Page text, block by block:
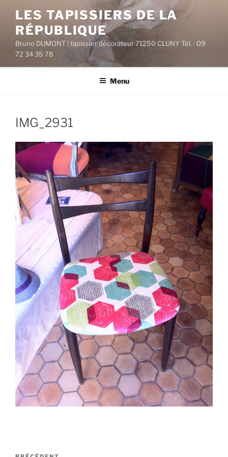
contenu
principal
LES TAPISSIERS DE LA
RÉPUBLIQUE
Bruno DUMONT | tapissier décorateur 71250 CLUNY Tél. : 09
72 34 35 78
Menu
IMG_2931
Navigation